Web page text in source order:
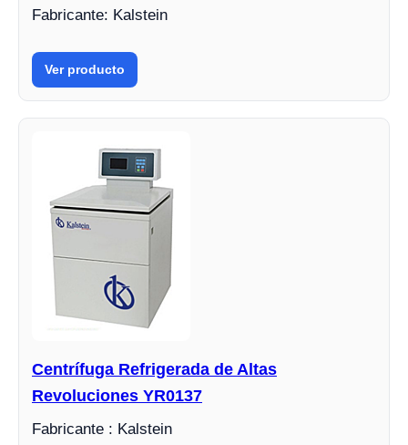
Fabricante: Kalstein
Ver producto
Centrífuga Refrigerada de Altas
Revoluciones YR0137
Fabricante : Kalstein